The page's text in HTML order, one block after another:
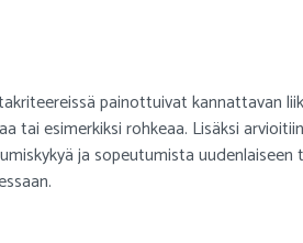
painottuivat kannattavan
tai esimerkiksi rohkeaa. Lisäksi
ja sopeutumista uudenlaiseen